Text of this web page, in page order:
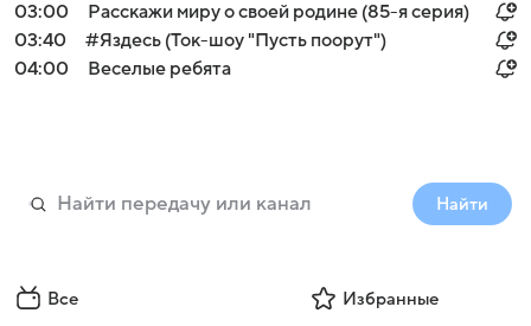
03:00
Расскажи миру о своей родине (85-я серия)
03:40
#Яздесь (Ток-шоу "Пусть поорут")
04:00
Веселые ребята
Найти
Все Избранные